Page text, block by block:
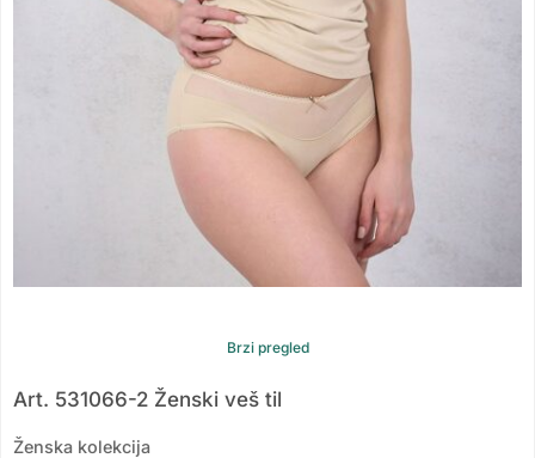
Brzi pregled
Art. 531066-2 Ženski veš til
Ženska kolekcija